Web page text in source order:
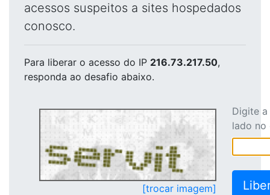
acessos suspeitos a sites hospedados
conosco.
Para liberar o acesso do IP 216.73.217.50,
responda ao desafio abaixo.
[trocar imagem]
Digite
lado no